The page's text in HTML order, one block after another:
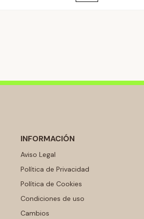
INFORMACIÓN
Aviso Legal
Política de Privacidad
Política de Cookies
Condiciones de uso
Cambios